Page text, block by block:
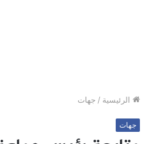
الرئيسية / جهات
جهات